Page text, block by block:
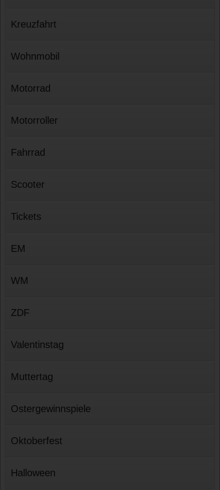
Kreuzfahrt
Wohnmobil
Motorrad
Motorroller
Fahrrad
Scooter
Tickets
EM
WM
ZDF
Valentinstag
Muttertag
Ostergewinnspiele
Oktoberfest
Halloween